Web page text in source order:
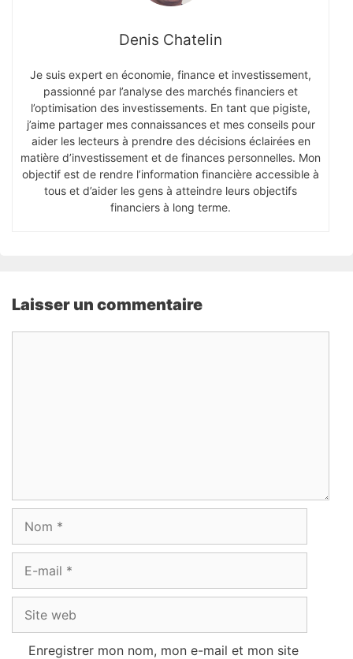
Denis Chatelin
Je suis expert en économie, finance et investissement,
passionné par l’analyse des marchés financiers et
l’optimisation des investissements. En tant que pigiste,
j’aime partager mes connaissances et mes conseils pour
aider les lecteurs à prendre des décisions éclairées en
matière d’investissement et de finances personnelles. Mon
objectif est de rendre l’information financière accessible à
tous et d’aider les gens à atteindre leurs objectifs
financiers à long terme.
Laisser un commentaire
mail
web
Enregistrer mon nom, mon e-mail et mon site